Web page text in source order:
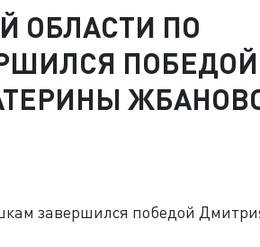
ОБЛАСТИ ПО
ПОБЕДОЙ
завершился победой